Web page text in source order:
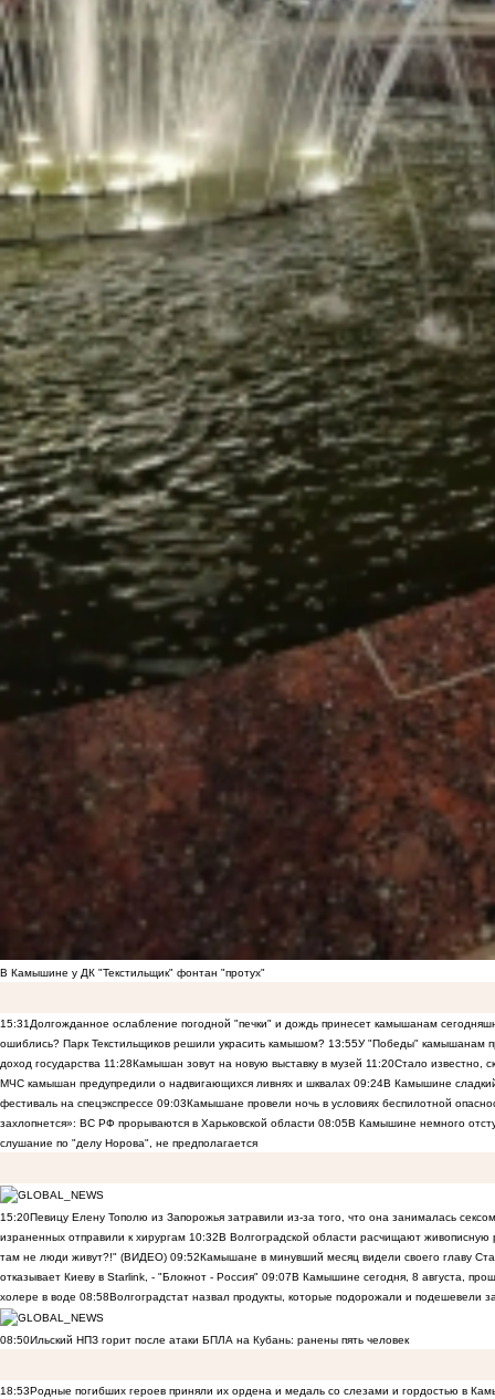
В Камышине у ДК "Текстильщик" фонтан "протух"
15:31Долгожданное ослабление погодной "печки" и дождь принесет камышанам
ошиблись? Парк Текстильщиков решили украсить камышом? 13:55У "Победы" камышанам
доход государства 11:28Камышан зовут на новую выставку в музей 11:20Стало известно,
МЧС камышан предупредили о надвигающихся ливнях и шквалах 09:24В Камышине
фестиваль на спецэкспрессе 09:03Камышане провели ночь в условиях беспилотной
захлопнется»: ВС РФ прорываются в Харьковской области 08:05В Камышине немного
слушание по "делу Норова", не предполагается
15:20Певицу Елену Тополю из Запорожья затравили из-за того, что она занималась
израненных отправили к хирургам 10:32В Волгоградской области расчищают
там не люди живут?!" (ВИДЕО) 09:52Камышане в минувший месяц видели своего главу
отказывает Киеву в Starlink, - "Блокнот - Россия" 09:07В Камышине сегодня, 8 августа,
холере в воде 08:58Волгоградстат назвал продукты, которые подорожали и подешевели
08:50Ильский НПЗ горит после атаки БПЛА на Кубань: ранены пять человек
18:53Родные погибших героев приняли их ордена и медаль со слезами и гордостью в